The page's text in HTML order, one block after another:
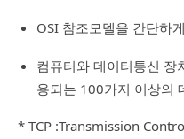
OSI 참조모델을 간단하
컴퓨터와 데이터통신 장
용되는 100가지 이상의
* TCP :Transmission